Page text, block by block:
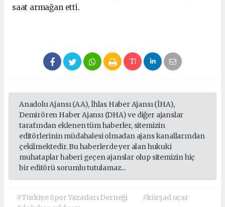
saat armağan etti.
Anadolu Ajansı (AA), İhlas Haber Ajansı (İHA),
Demirören Haber Ajansı (DHA) ve diğer ajanslar
tarafından eklenen tüm haberler, sitemizin
editörlerinin müdahalesi olmadan ajans kanallarından
çekilmektedir. Bu haberlerde yer alan hukuki
muhataplar haberi geçen ajanslar olup sitemizin hiç
bir editörü sorumlu tutulamaz...
#Türkiye Spor Yazarları Derneği
#kürşad uçar